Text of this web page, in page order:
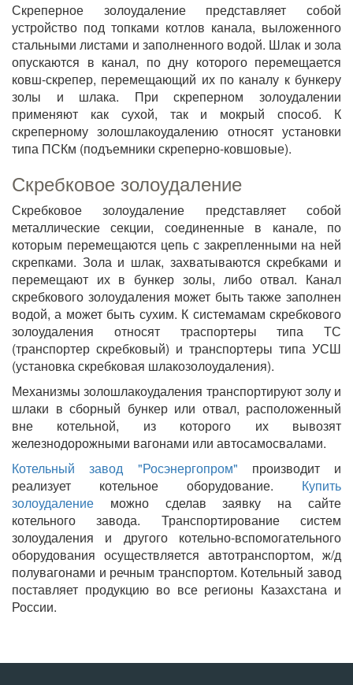
Скреперное золоудаление представляет собой
устройство под топками котлов канала, выложенного
стальными листами и заполненного водой. Шлак и зола
опускаются в канал, по дну которого перемещается
ковш-скрепер, перемещающий их по каналу к бункеру
золы и шлака. При скреперном золоудалении
применяют как сухой, так и мокрый способ. К
скреперному золошлакоудалению относят установки
типа ПСКм (подъемники скреперно-ковшовые).
Скребковое золоудаление
Скребковое золоудаление представляет собой
металлические секции, соединенные в канале, по
которым перемещаются цепь с закрепленными на ней
скрепками. Зола и шлак, захватываются скребками и
перемещают их в бункер золы, либо отвал. Канал
скребкового золоудаления может быть также заполнен
водой, а может быть сухим. К системамам скребкового
золоудаления относят траспортеры типа ТС
(транспортер скребковый) и транспортеры типа УСШ
(установка скребковая шлакозолоудаления).
Механизмы золошлакоудаления транспортируют золу и
шлаки в сборный бункер или отвал, расположенный
вне котельной, из которого их вывозят
железнодорожными вагонами или автосамосвалами.
Котельный завод "Росэнергопром" производит и
реализует котельное оборудование. Купить
золоудаление можно сделав заявку на сайте
котельного завода. Транспортирование систем
золоудаления и другого котельно-вспомогательного
оборудования осуществляется автотранспортом, ж/д
полувагонами и речным транспортом. Котельный завод
поставляет продукцию во все регионы Казахстана и
России.